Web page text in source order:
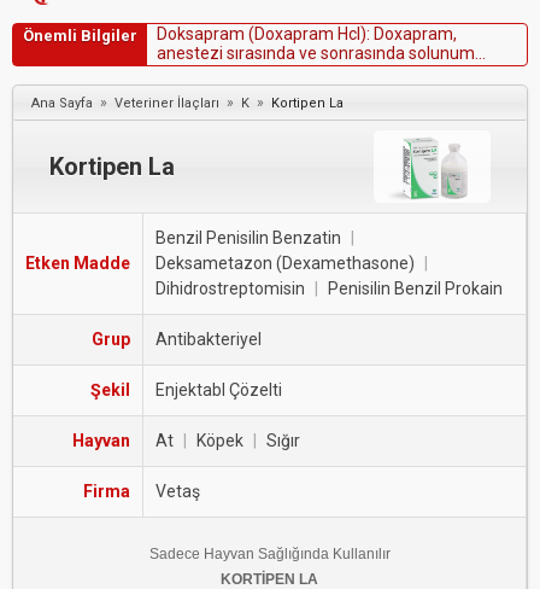
Önemli Bilgiler Doksapram (Doxapram Hc): Doxapram,
anestezi sırasında ve sonrasında so unum
merkeziniuyararakuyanmayıvereflekslerin
geridönüşünühızlandırmakiçinatlarda,
ke dilerde v e kö peklerd ek
Ana Sayfa » Veteriner İlaçları » K » Kortipen La
Kortipen La
Etken Madde
Benzil Penisilin Benzatin
Deksametazon (Dexamethasone)
Dihidrostreptomisin
Penisilin Benzil Prokain
Grup Antibakteriyel
Şekil Enjektabl Çözelti
Hayvan At Köpek Sığır
Firma Vetaş
Sadece Hayvan Sağlığında Kullanılır
KORTİPEN LA